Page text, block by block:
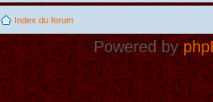
Index du forum
Powered by